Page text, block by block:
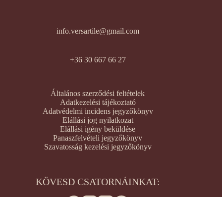
info.versartile@gmail.com
+36 30 667 66 27
Általános szerződési feltételek
Adatkezelési tájékoztató
Adatvédelmi incidens jegyzőkönyv
Elállási jog nyilatkozat
Elállási igény beküldése
Panaszfelvételi jegyzőkönyv
Szavatosság kezelési jegyzőkönyv
KÖVESD CSATORNÁINKAT: